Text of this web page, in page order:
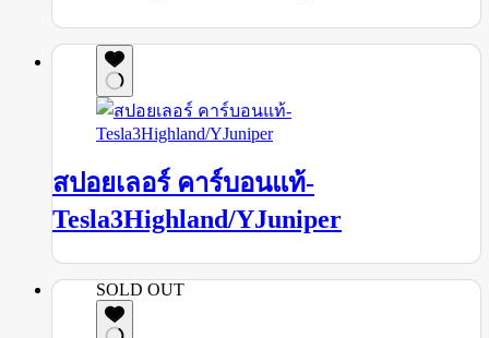
สปอยเลอร์ คาร์บอนแท้-
Tesla3Highland/YJuniper
SOLD OUT